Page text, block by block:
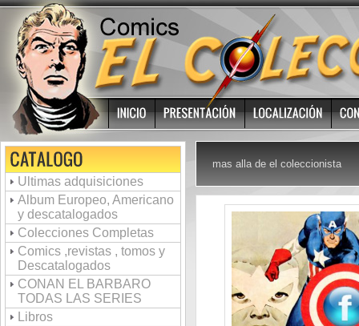
Ultimas adquisiciones
Album Europeo, Americano
y descatalogados
Colecciones Completas
Comics ,revistas , tomos y
Descatalogados
CONAN EL BARBARO
TODAS LAS SERIES
Libros
mas alla de el coleccionista